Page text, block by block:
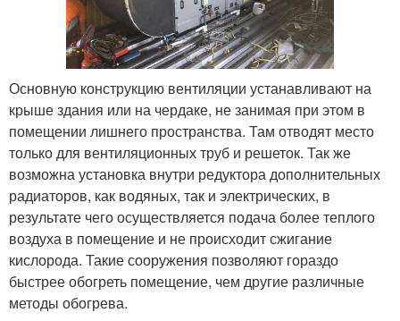
Основную конструкцию вентиляции устанавливают на
крыше здания или на чердаке, не занимая при этом в
помещении лишнего пространства. Там отводят место
только для вентиляционных труб и решеток. Так же
возможна установка внутри редуктора дополнительных
радиаторов, как водяных, так и электрических, в
результате чего осуществляется подача более теплого
воздуха в помещение и не происходит сжигание
кислорода. Такие сооружения позволяют гораздо
быстрее обогреть помещение, чем другие различные
методы обогрева.